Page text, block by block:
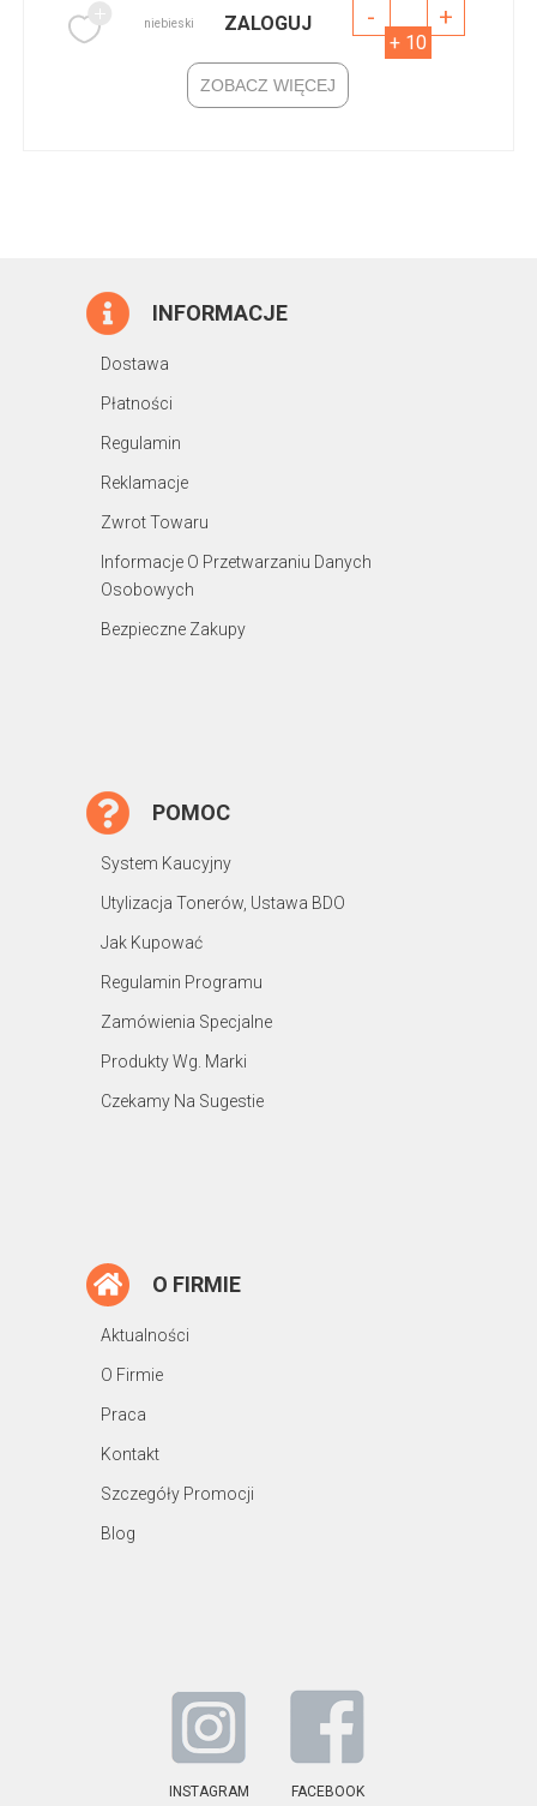
niebieski ZALOGUJ - +
+ 10
ZOBACZ WIĘCEJ
INFORMACJE
Dostawa
Płatności
Regulamin
Reklamacje
Zwrot Towaru
Informacje O Przetwarzaniu Danych
Osobowych
Bezpieczne Zakupy
POMOC
System Kaucyjny
Utylizacja Tonerów, Ustawa BDO
Jak Kupować
Regulamin Programu
Zamówienia Specjalne
Produkty Wg. Marki
Czekamy Na Sugestie
O FIRMIE
Aktualności
O Firmie
Praca
Kontakt
Szczegóły Promocji
Blog
INSTAGRAM FACEBOOK